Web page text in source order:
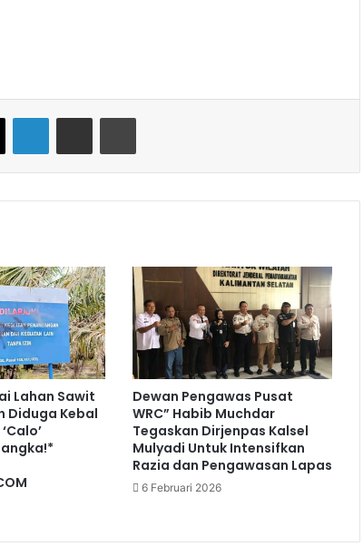
X LinkedInShare via Email Print
Lahan Sawit
Diduga Kebal
Dewan Pengawas Pusat
WRC” Habib Muchdar
Tegaskan Dirjenpas Kalsel
Mulyadi Untuk Intensifkan
Razia dan Pengawasan Lapas
6 Februari 2026